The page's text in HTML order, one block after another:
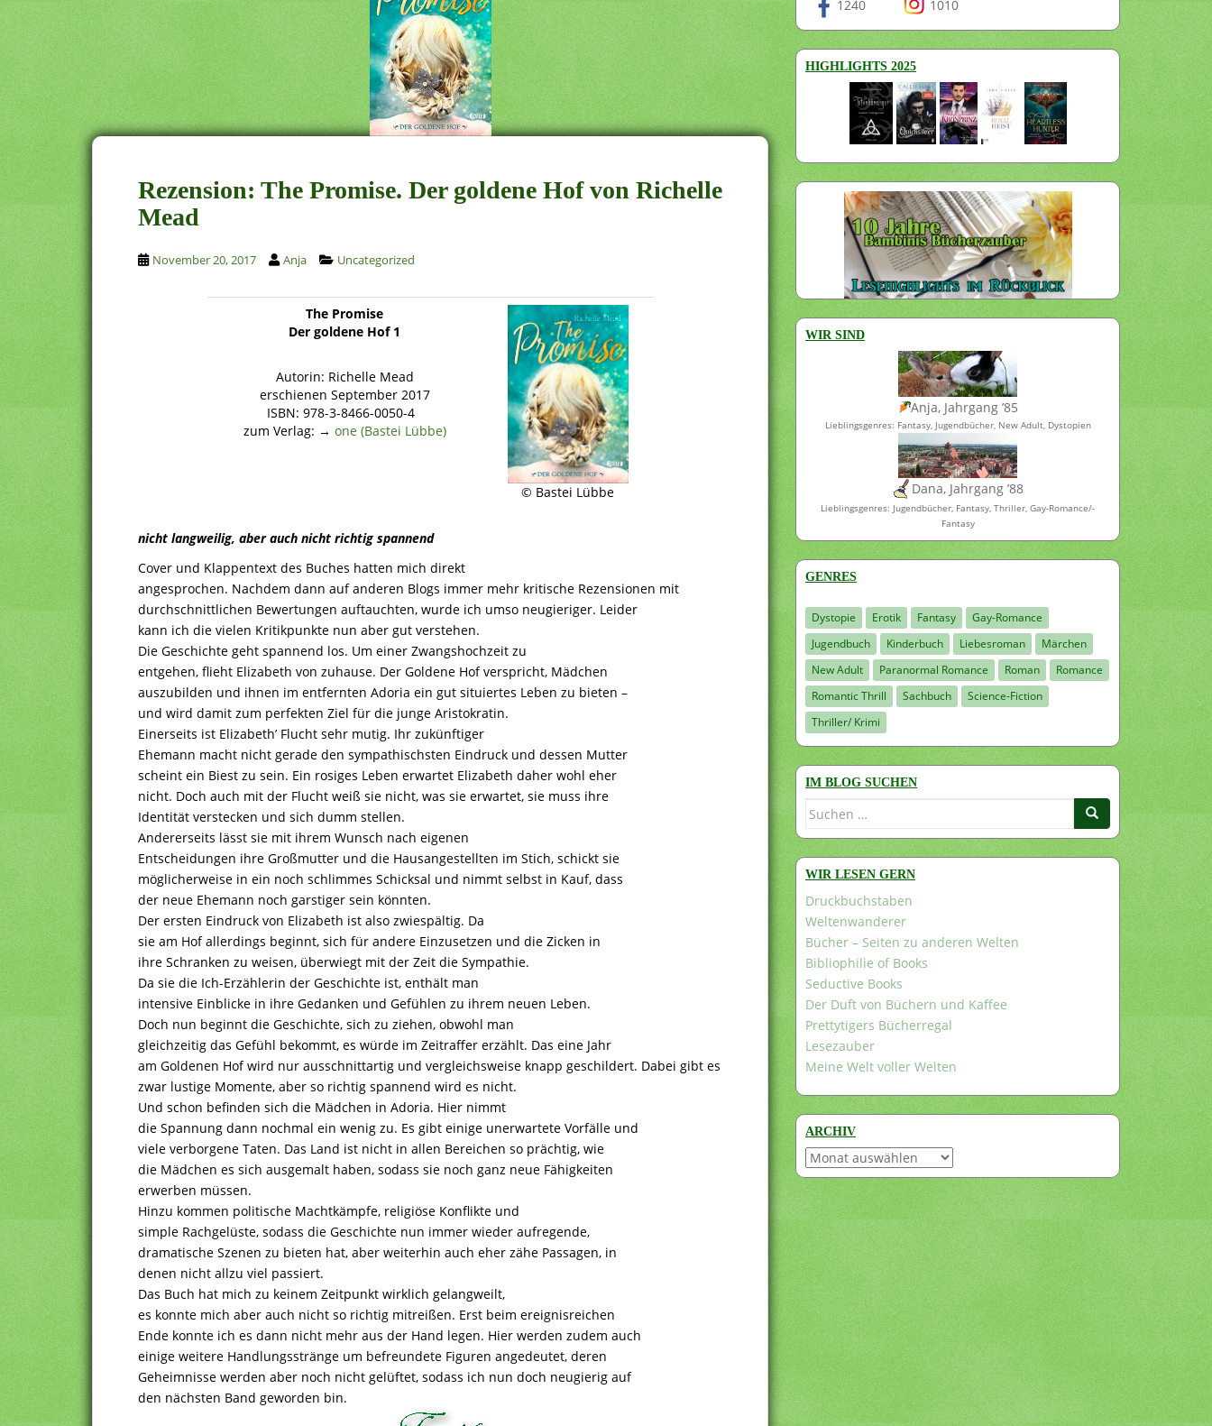
Rezension: The Promise. Der goldene Hof von Richelle
Mead
November 20, 2017 Anja Uncategorized
The Promise
Der goldene Hof 1
Autorin: Richelle Mead
erschienen September 2017
ISBN: 978-3-8466-0050-4
zum Verlag: → one (Bastei Lübbe)
© Bastei Lübbe
nicht langweilig, aber auch nicht richtig spannend
Cover und Klappentext des Buches hatten mich direkt
angesprochen. Nachdem dann auf anderen Blogs immer mehr kritische Rezensionen mit
durchschnittlichen Bewertungen auftauchten, wurde ich umso neugieriger. Leider
kann ich die vielen Kritikpunkte nun aber gut verstehen.
Die Geschichte geht spannend los. Um einer Zwangshochzeit zu
entgehen, flieht Elizabeth von zuhause. Der Goldene Hof verspricht, Mädchen
auszubilden und ihnen im entfernten Adoria ein gut situiertes Leben zu bieten –
und wird damit zum perfekten Ziel für die junge Aristokratin.
Einerseits ist Elizabeth’ Flucht sehr mutig. Ihr zukünftiger
Ehemann macht nicht gerade den sympathischsten Eindruck und dessen Mutter
scheint ein Biest zu sein. Ein rosiges Leben erwartet Elizabeth daher wohl eher
nicht. Doch auch mit der Flucht weiß sie nicht, was sie erwartet, sie muss ihre
Identität verstecken und sich dumm stellen.
Andererseits lässt sie mit ihrem Wunsch nach eigenen
Entscheidungen ihre Großmutter und die Hausangestellten im Stich, schickt sie
möglicherweise in ein noch schlimmes Schicksal und nimmt selbst in Kauf, dass
der neue Ehemann noch garstiger sein könnten.
Der ersten Eindruck von Elizabeth ist also zwiespältig. Da
sie am Hof allerdings beginnt, sich für andere Einzusetzen und die Zicken in
ihre Schranken zu weisen, überwiegt mit der Zeit die Sympathie.
Da sie die Ich-Erzählerin der Geschichte ist, enthält man
intensive Einblicke in ihre Gedanken und Gefühlen zu ihrem neuen Leben.
Doch nun beginnt die Geschichte, sich zu ziehen, obwohl man
gleichzeitig das Gefühl bekommt, es würde im Zeitraffer erzählt. Das eine Jahr
am Goldenen Hof wird nur ausschnittartig und vergleichsweise knapp geschildert. Dabei gibt es
zwar lustige Momente, aber so richtig spannend wird es nicht.
Und schon befinden sich die Mädchen in Adoria. Hier nimmt
die Spannung dann nochmal ein wenig zu. Es gibt einige unerwartete Vorfälle und
viele verborgene Taten. Das Land ist nicht in allen Bereichen so prächtig, wie
die Mädchen es sich ausgemalt haben, sodass sie noch ganz neue Fähigkeiten
erwerben müssen.
Hinzu kommen politische Machtkämpfe, religiöse Konflikte und
simple Rachgelüste, sodass die Geschichte nun immer wieder aufregende,
dramatische Szenen zu bieten hat, aber weiterhin auch eher zähe Passagen, in
denen nicht allzu viel passiert.
Das Buch hat mich zu keinem Zeitpunkt wirklich gelangweilt,
es konnte mich aber auch nicht so richtig mitreißen. Erst beim ereignisreichen
Ende konnte ich es dann nicht mehr aus der Hand legen. Hier werden zudem auch
einige weitere Handlungsstränge um befreundete Figuren angedeutet, deren
Geheimnisse werden aber noch nicht gelüftet, sodass ich nun doch neugierig auf
den nächsten Band geworden bin.
1240 1010
HIGHLIGHTS 2025
WIR SIND
Anja, Jahrgang ’85
Lieblingsgenres: Fantasy, Jugendbücher, New Adult, Dystopien
Dana, Jahrgang ’88
Lieblingsgenres: Jugendbücher, Fantasy, Thriller, Gay-Romance/-
Fantasy
GENRES
Dystopie Erotik Fantasy
Gay-Romance
Jugendbuch
Kinderbuch Liebesroman
Märchen
New Adult
Paranormal Romance Roman
Romance
Romantic Thrill
Sachbuch
Science-Fiction
Thriller/ Krimi
IM BLOG SUCHEN
Suchen
WIR LESEN GERN
Druckbuchstaben
Weltenwanderer
Bücher – Seiten zu anderen Welten
Bibliophilie of Books
Seductive Books
Der Duft von Büchern und Kaffee
Prettytigers Bücherregal
Lesezauber
Meine Welt voller Welten
ARCHIV
Archiv